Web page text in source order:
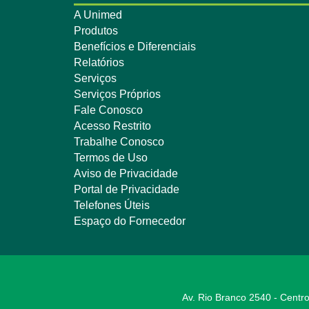
A Unimed
Produtos
Benefícios e Diferenciais
Relatórios
Serviços
Serviços Próprios
Fale Conosco
Acesso Restrito
Trabalhe Conosco
Termos de Uso
Aviso de Privacidade
Portal de Privacidade
Telefones Úteis
Espaço do Fornecedor
Av. Rio Branco 2540 -